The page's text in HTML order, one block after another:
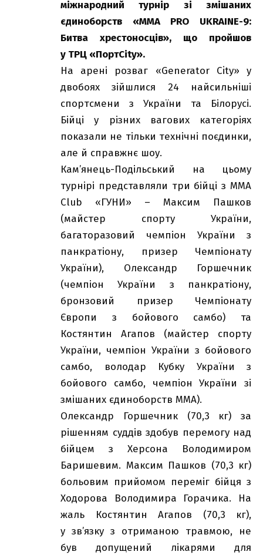
міжнародний турнір зі змішаних
єдиноборств «MMA PRO UKRAINE-9:
Битва хрестоносців», що пройшов
у ТРЦ «ПортCity».
На арені розваг «Generator City» у
двобоях зійшлися 24 найсильніші
спортсмени з України та Білорусі.
Бійці у різних вагових категоріях
показали не тільки технічні поєдинки,
але й справжнє шоу.
Кам’янець-Подільський на цьому
турнірі представляли три бійці з ММА
Club «ГУНИ» – Максим Пашков
(майстер спорту України,
багаторазовий чемпіон України з
панкратіону, призер Чемпіонату
України), Олександр Горшечник
(чемпіон України з панкратіону,
бронзовий призер Чемпіонату
Європи з бойового самбо) та
Костянтин Агапов (майстер спорту
України, чемпіон України з бойового
самбо, володар Кубку України з
бойового самбо, чемпіон України зі
змішаних єдиноборств ММА).
Олександр Горшечник (70,3 кг) за
рішенням суддів здобув перемогу над
бійцем з Херсона Володимиром
Баришевим. Максим Пашков (70,3 кг)
больовим прийомом переміг бійця з
Ходорова Володимира Горачика. На
жаль Костянтин Агапов (70,3 кг),
у зв’язку з отриманою травмою, не
був допущений лікарями для